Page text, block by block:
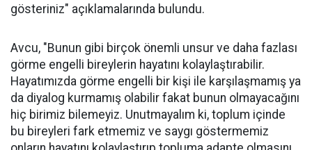
gösteriniz" açıklamalarında bulundu.
Avcu, "Bunun gibi birçok önemli unsur ve daha fazlası
görme engelli bireylerin hayatını kolaylaştırabilir.
Hayatımızda görme engelli bir kişi ile karşılaşmamış ya
da diyalog kurmamış olabilir fakat bunun olmayacağını
hiç birimiz bilemeyiz. Unutmayalım ki, toplum içinde
bu bireyleri fark etmemiz ve saygı göstermemiz